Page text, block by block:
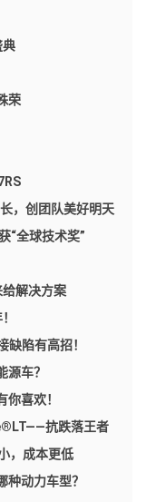
典
荣
，创团队美好明天
“全球技术奖”
解决方案
缺陷有高招！
车？
喜欢！
抗跌落王者
，成本更低
动力车型？